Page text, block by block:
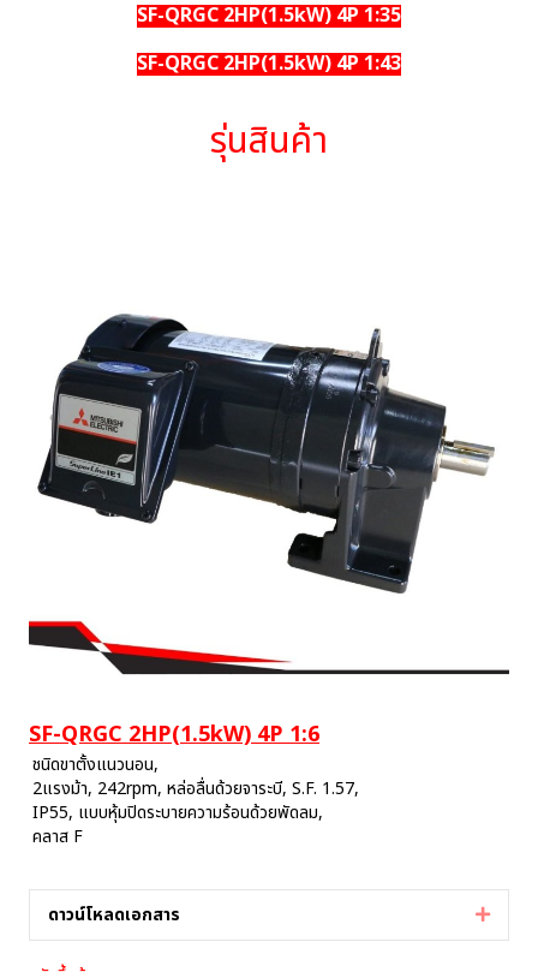
SF-QRGC 2HP(1.5kW) 4P 1:35
SF-QRGC 2HP(1.5kW) 4P 1:43
รุ่นสินค้า
SF-QRGC 2HP(1.5kW) 4P 1:6
ชนิดขาตั้งแนวนอน,
2แรงม้า, 242rpm, หล่อลื่นด้วยจาระบี, S.F. 1.57,
IP55, แบบหุ้มปิดระบายความร้อนด้วยพัดลม,
คลาส F
ดาวน์โหลดเอกสาร